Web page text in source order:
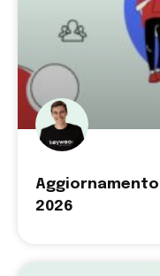
Aggiornamento
2026